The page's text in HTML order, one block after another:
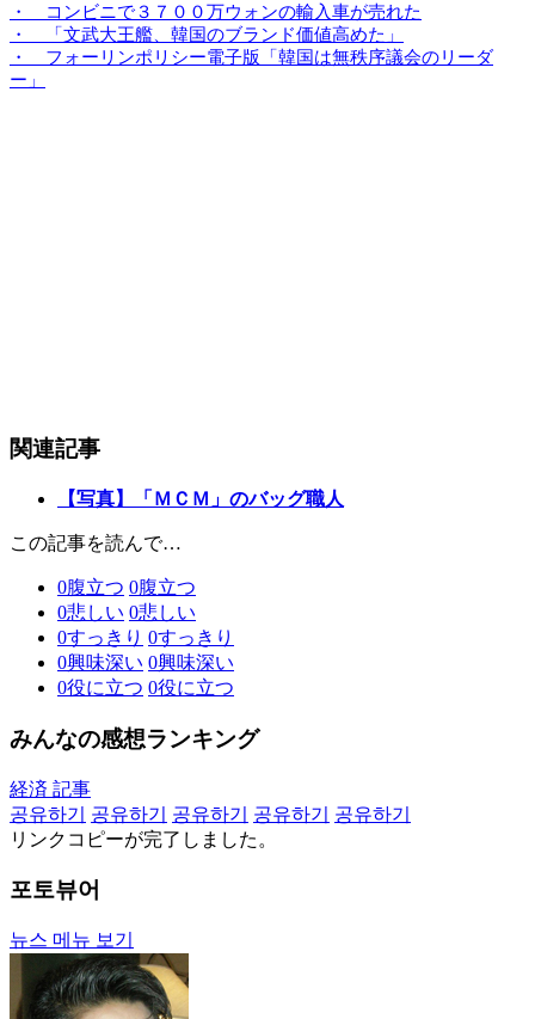
・ コンビニで３７００万ウォンの輸入車が売れた
・ 「文武大王艦、韓国のブランド価値高めた」
・ フォーリンポリシー電子版「韓国は無秩序議会のリーダ
ー」
関連記事
【写真】「ＭＣＭ」のバッグ職人
この記事を読んで…
0腹立つ 0腹立つ
0悲しい 0悲しい
0すっきり 0すっきり
0興味深い 0興味深い
0役に立つ 0役に立つ
みんなの感想ランキング
経済 記事
공유하기
공유하기 공유하기 공유하기
공유하기
リンクコピーが完了しました。
포토뷰어
뉴스 메뉴 보기